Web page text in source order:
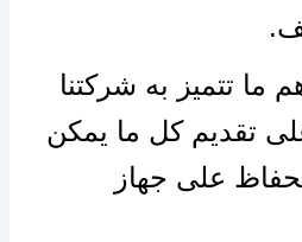
ما تتميز به شركتنا
تقديم كل ما يمكن
على جهاز